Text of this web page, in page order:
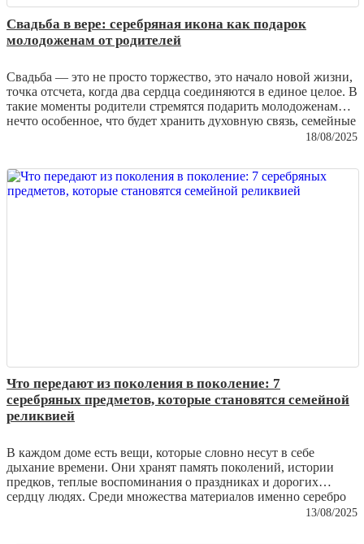
Свадьба в вере: серебряная икона как подарок
молодоженам от родителей
Свадьба — это не просто торжество, это начало новой жизни,
точка отсчета, когда два сердца соединяются в единое целое. В
такие моменты родители стремятся подарить молодоженам
нечто особенное, что будет хранить духовную связь, семейные
традиции и благословение. Среди множества подарков
металл в настоящее произведение искусства.
18/08/2025
Что передают из поколения в поколение: 7
серебряных предметов, которые становятся семейной
реликвией
В каждом доме есть вещи, которые словно несут в себе
дыхание времени. Они хранят память поколений, истории
предков, теплые воспоминания о праздниках и дорогих
сердцу людях. Среди множества материалов именно серебро
13/08/2025